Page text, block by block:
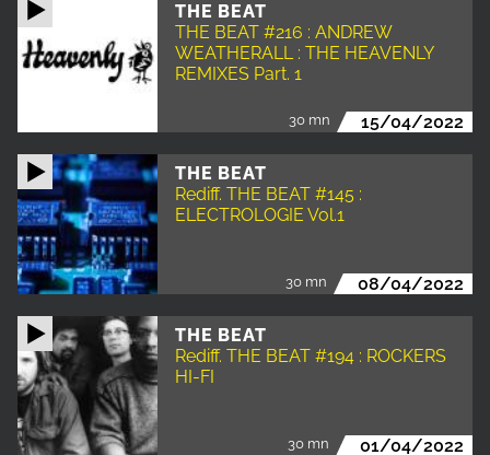
THE BEAT
THE BEAT #216 : ANDREW
WEATHERALL : THE HEAVENLY
REMIXES Part. 1
30 mn 15/04/2022
THE BEAT
Rediff. THE BEAT #145 :
ELECTROLOGIE Vol.1
30 mn 08/04/2022
THE BEAT
Rediff. THE BEAT #194 : ROCKERS
HI-FI
30 mn 01/04/2022